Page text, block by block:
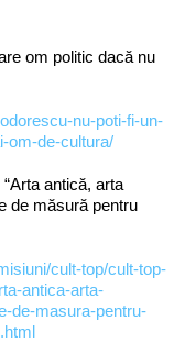
om politic dacă nu
nu-poti-fi-un-
om-de-cultura/
antică, arta
de măsură pentru
cult-top/cult-top-
antica-arta-
de-masura-pentru-